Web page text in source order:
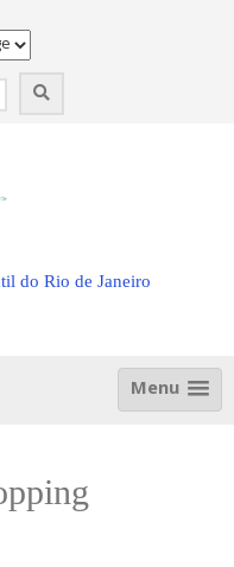
do Rio de Janeiro
Menu